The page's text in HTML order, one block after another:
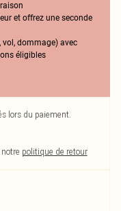
et offrez une seconde
dommage) avec
éligibles
lors du paiement.
politique de retour